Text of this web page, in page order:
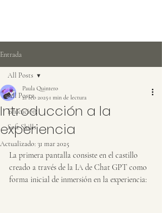
Entrada
All Posts
Educación
Soft Skills
All Posts
Introducción a la
experiencia
Paula Quintero
21 feb 2025 1 min de lectura
Actualizado: 31 mar 2025
La primera pantalla consiste en el castillo
creado a través de la IA de Chat GPT como
forma inicial de inmersión en la experiencia: